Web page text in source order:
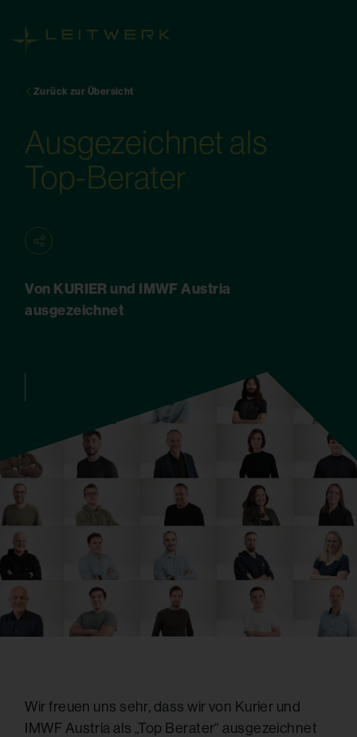
Zurück zur Übersicht
Ausgezeichnet als
Top-Berater
Von KURIER und IMWF Austria
ausgezeichnet
Wir freuen uns sehr, dass wir von Kurier und
IMWF Austria als „Top Berater“ ausgezeichnet